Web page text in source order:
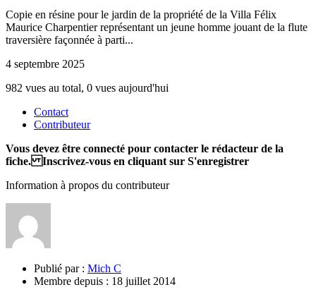
Copie en résine pour le jardin de la propriété de la Villa Félix
Maurice Charpentier représentant un jeune homme jouant de la flute
traversière façonnée à parti...
4 septembre 2025
982 vues au total, 0 vues aujourd'hui
Contact
Contributeur
Vous devez être connecté pour contacter le rédacteur de la
fiche. Inscrivez-vous en cliquant sur S'enregistrer
Information à propos du contributeur
Publié par : Mich C
Membre depuis : 18 juillet 2014